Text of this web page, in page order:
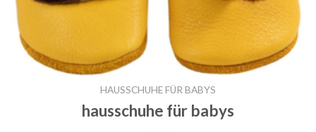
HAUSSCHUHE FÜR BABYS
hausschuhe für babys